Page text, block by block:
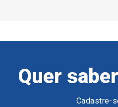
Quer
Cadastre-